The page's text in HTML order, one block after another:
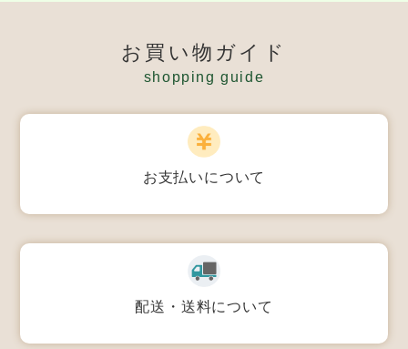
お買い物ガイド
shopping guide
お支払いについて
配送・送料について